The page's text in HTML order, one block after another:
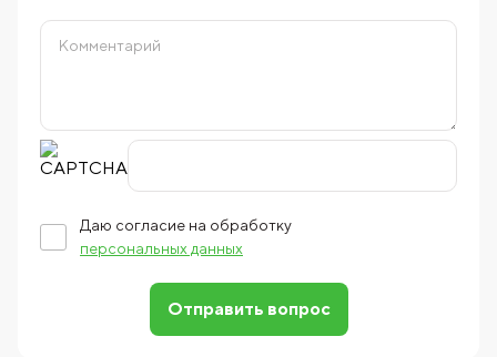
Даю согласие на обработку
персональных данных
Отправить вопрос